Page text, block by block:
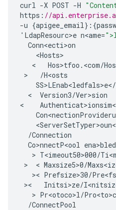
curl -X POST -H
https : //
-u {apigee_email}:{
' LdapResourc>e n<ame=
Conn<ecti>on
<Hosts>
   <
Hos>tfoo . <com/
>
/H<osts
SS>LEnab<ledfals>e</
  <
Version3/Ver>sion
<
<
/Connection
Co>nnectP<ool ena>bled
   >
T<imeout50>000/
>  < Maxsize5>0/
   ><
Prefsize>30/
>< Initsi>ze/
   >
Pr<otoco>l/
/ConnectPool